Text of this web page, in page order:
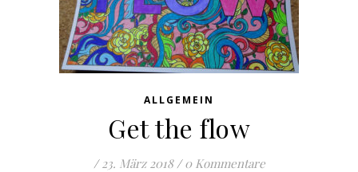
ALLGEMEIN
Get the flow
/ 23. März 2018 / 0 Kommentare